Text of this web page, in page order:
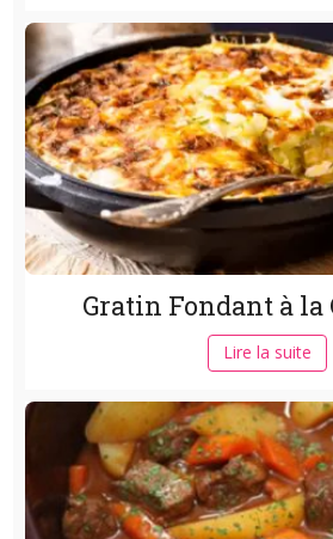
Gratin Fondant à la
Lire la suite